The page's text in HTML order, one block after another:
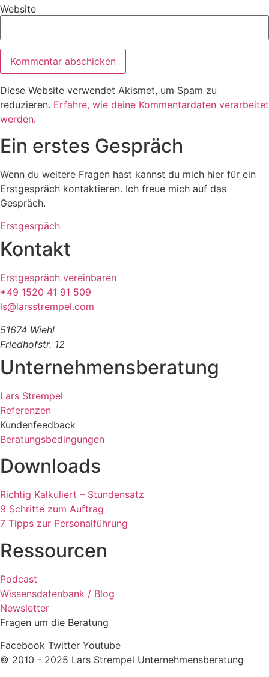
Website
Diese Website verwendet Akismet, um Spam zu
reduzieren. Erfahre, wie deine Kommentardaten verarbeitet
werden.
Ein erstes Gespräch
Wenn du weitere Fragen hast kannst du mich hier für ein
Erstgespräch kontaktieren. Ich freue mich auf das
Gespräch.
Erstgesrpäch
Kontakt
Erstgespräch vereinbaren
+49 1520 41 91 509
ls@larsstrempel.com
51674 Wiehl
Friedhofstr. 12
Unternehmensberatung
Lars Strempel
Referenzen
Kundenfeedback
Beratungsbedingungen
Downloads
Richtig Kalkuliert – Stundensatz
9 Schritte zum Auftrag
7 Tipps zur Personalführung
Ressourcen
Podcast
Wissensdatenbank / Blog
Newsletter
Fragen um die Beratung
Facebook Twitter Youtube
© 2010 - 2025 Lars Strempel Unternehmensberatung